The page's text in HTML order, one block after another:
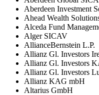
Aberdeen Investment
Ahead Wealth
Alceda Fund
Alger SICAV
AllianceBernstein L.P.
Allianz Gl. Investors
Allianz Gl. Investors
Allianz Gl. Investors
Allianz KAG mbH
Altarius GmbH